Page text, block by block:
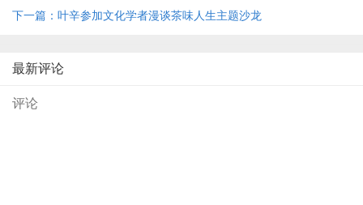
开展
下一篇：叶辛参加文化学者漫谈茶味人生主题沙龙
最新评论